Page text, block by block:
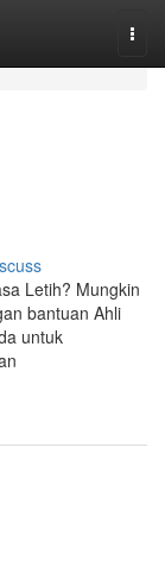
Letih? Mungkin
bantuan Ahli
untuk